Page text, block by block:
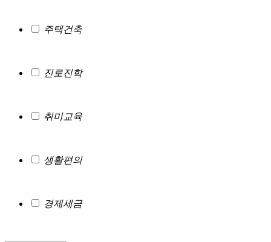
주택건축
진로진학
취미교육
생활편의
경제세금